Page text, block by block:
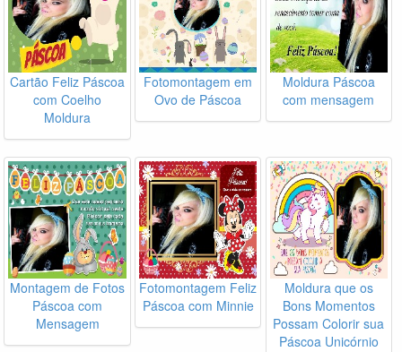
Cartão Feliz Páscoa
com Coelho
Moldura
Fotomontagem em
Ovo de Páscoa
Moldura Páscoa
com mensagem
Montagem de Fotos
Páscoa com
Mensagem
Fotomontagem Feliz
Páscoa com Minnie
Moldura que os
Bons Momentos
Possam Colorir sua
Páscoa Unicórnio